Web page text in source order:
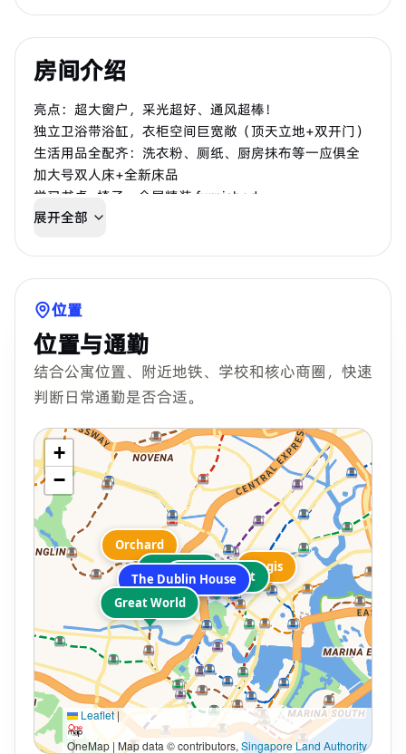
房间介绍
亮点：超大窗户，采光超好、通风超棒！
独立卫浴带浴缸，衣柜空间巨宽敞（顶天立地+双开门）
生活用品全配齐：洗衣粉、厕纸、厨房抹布等一应俱全
加大号双人床+全新床品
学习书桌+椅子，全屋精装 furnished
展开全部
位置
位置与通勤
结合公寓位置、附近地铁、学校和核心商圈，快速
判断日常通勤是否合适。
The Dublin House
SomersetDhoby Ghaut
Great World
Orchard
Bugis
+
−
Leaflet |
OneMap | Map data © contributors, Singapore Land Authority